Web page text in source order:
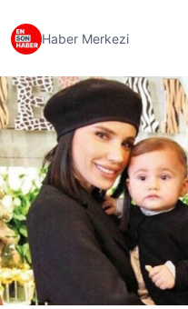
Haber Merkezi